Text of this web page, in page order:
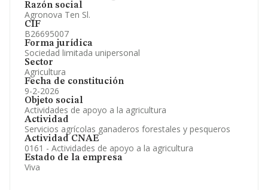
Razón social
Agronova Ten Sl.
CIF
B26695007
Forma jurídica
Sociedad limitada unipersonal
Sector
Agricultura
Fecha de constitución
9-2-2026
Objeto social
Actividades de apoyo a la agricultura
Actividad
Servicios agrícolas ganaderos forestales y pesqueros
Actividad CNAE
0161 - Actividades de apoyo a la agricultura
Estado de la empresa
Viva